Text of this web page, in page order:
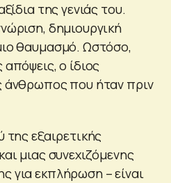
της γενιάς του.
δημιουργική
θαυμασμό. Ωστόσο,
ο ίδιος
άνθρωπος που ήταν πριν
εξαιρετικής
μιας συνεχιζόμενης
για εκπλήρωση – είναι